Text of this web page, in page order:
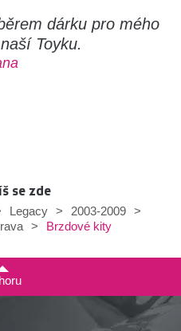
dárku pro mého
Toyku.
se zde
Legacy > 2003-2009
>
> Brzdové kity